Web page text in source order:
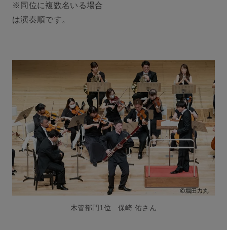
※同位に複数名いる場合
は演奏順です。
木管部門1位 保崎 佑さん